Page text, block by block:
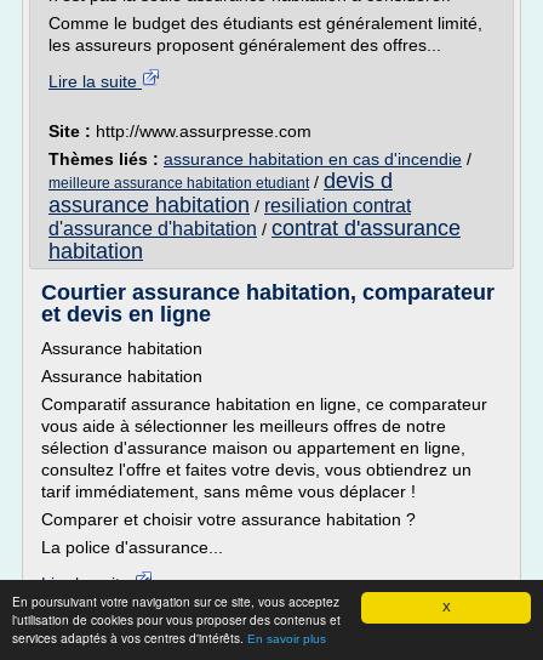
X
En poursuivant votre navigation sur ce site, vous acceptez
l'utilisation de cookies pour vous proposer des contenus et
services adaptés à vos centres d'intérêts. En savoir plus
Comme le budget des étudiants est généralement limité,
les assureurs proposent généralement des offres...
Lire la suite
Site : http://www.assurpresse.com
Thèmes liés : assurance habitation en cas d'incendie /
meilleure assurance habitation etudiant/ devis d
assurance habitation / resiliation contrat
d'assurance d'habitation / contrat d'assurance
habitation
Courtier assurance habitation, comparateur
et devis en ligne
Assurance habitation
Assurance habitation
Comparatif assurance habitation en ligne, ce comparateur
vous aide à sélectionner les meilleurs offres de notre
sélection d'assurance maison ou appartement en ligne,
consultez l'offre et faites votre devis, vous obtiendrez un
tarif immédiatement, sans même vous déplacer !
Comparer et choisir votre assurance habitation ?
La police d'assurance...
Lire la suite
Site :http://www.lecreditenligne.fr